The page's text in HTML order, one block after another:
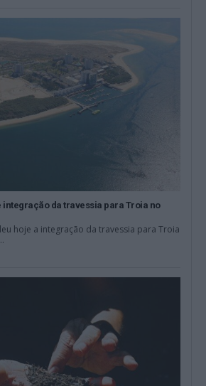
integração da travessia para Troia no
hoje a integração da travessia para Troia